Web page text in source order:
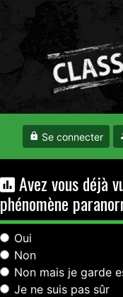
Se connecter
Avez vous déjà
phénomène
Oui
Non
Non mais je garde
Je ne suis pas sûr